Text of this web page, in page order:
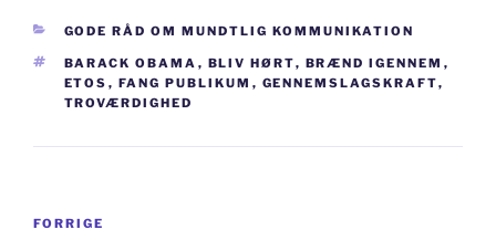
KATEGORIER
GODE RÅD OM MUNDTLIG KOMMUNIKATION
TAGS
BARACK OBAMA , BLIV HØRT, BRÆND IGENNEM ,
ETOS , FANG PUBLIKUM , GENNEMSLAGSKRAFT,
TROVÆRDIGHED
Forrige
FORRIGE